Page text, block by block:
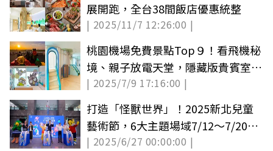
展開跑，全台38間飯店優惠統整
| 2025/11/7 12:26:00 |
桃園機場免費景點Top９！看飛機秘
境、親子放電天堂，隱藏版貴賓室可
休息
| 2025/7/9 17:16:00 |
打造「怪獸世界」！2025新北兒童
藝術節，6大主題場域7/12～7/20奇
幻登場
| 2025/6/27 00:00:00 |